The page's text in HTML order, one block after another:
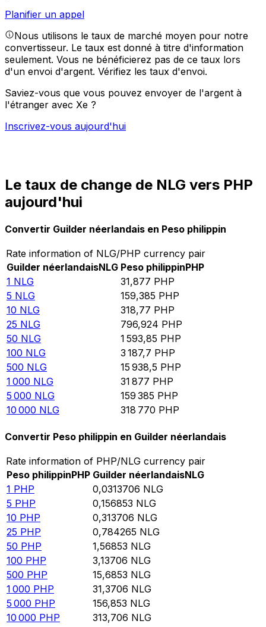
Planifier un appel
Nous utilisons le taux de marché moyen pour notre
convertisseur. Le taux est donné à titre d'information
seulement. Vous ne bénéficierez pas de ce taux lors
d'un envoi d'argent. Vérifiez les taux d'envoi.
Saviez-vous que vous pouvez envoyer de l'argent à
l'étranger avec Xe ?
Inscrivez-vous aujourd'hui
Le taux de change de NLG vers PHP
aujourd'hui
Convertir Guilder néerlandais en Peso philippin
Rate information of NLG/PHP currency pair
Guilder néerlandaisNLG Peso philippinPHP
1 NLG 31,877 PHP
5 NLG 159,385 PHP
10 NLG 318,77 PHP
25 NLG 796,924 PHP
50 NLG 1 593,85 PHP
100 NLG 3 187,7 PHP
500 NLG 15 938,5 PHP
1 000 NLG 31 877 PHP
5 000 NLG 159 385 PHP
10 000 NLG 318 770 PHP
Convertir Peso philippin en Guilder néerlandais
Rate information of PHP/NLG currency pair
Peso philippinPHP Guilder néerlandaisNLG
1 PHP 0,0313706 NLG
5 PHP 0,156853 NLG
10 PHP 0,313706 NLG
25 PHP 0,784265 NLG
50 PHP 1,56853 NLG
100 PHP 3,13706 NLG
500 PHP 15,6853 NLG
1 000 PHP 31,3706 NLG
5 000 PHP 156,853 NLG
10 000 PHP 313,706 NLG